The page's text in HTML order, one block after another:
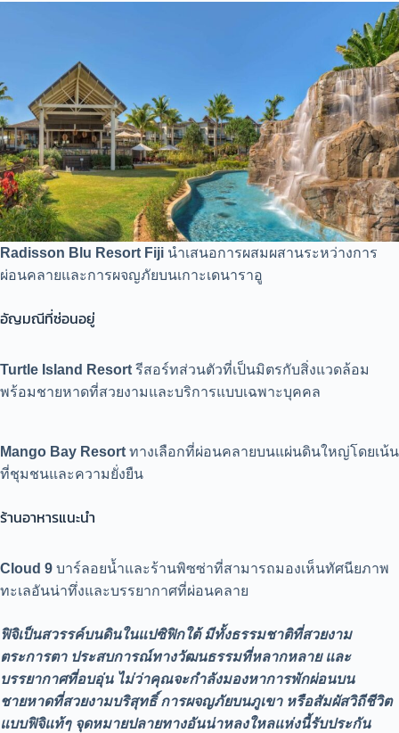
Radisson Blu Resort Fiji นำเสนอการผสมผสานระหว่างการ
ผ่อนคลายและการผจญภัยบนเกาะเดนาราอู
อัญมณีที่ซ่อนอยู่
Turtle Island Resort รีสอร์ทส่วนตัวที่เป็นมิตรกับสิ่งแวดล้อม
พร้อมชายหาดที่สวยงามและบริการแบบเฉพาะบุคคล
Mango Bay Resort ทางเลือกที่ผ่อนคลายบนแผ่นดินใหญ่โดยเน้น
ที่ชุมชนและความยั่งยืน
ร้านอาหารแนะนำ
Cloud 9 บาร์ลอยน้ำและร้านพิซซ่าที่สามารถมองเห็นทัศนียภาพ
ทะเลอันน่าทึ่งและบรรยากาศที่ผ่อนคลาย
ฟิจิเป็นสวรรค์บนดินในแปซิฟิกใต้ มีทั้งธรรมชาติที่สวยงาม
ตระการตา ประสบการณ์ทางวัฒนธรรมที่หลากหลาย และ
บรรยากาศที่อบอุ่น ไม่ว่าคุณจะกำลังมองหาการพักผ่อนบน
ชายหาดที่สวยงามบริสุทธิ์ การผจญภัยบนภูเขา หรือสัมผัสวิถีชีวิต
แบบฟิจิแท้ๆ จุดหมายปลายทางอันน่าหลงใหลแห่งนี้รับประกัน